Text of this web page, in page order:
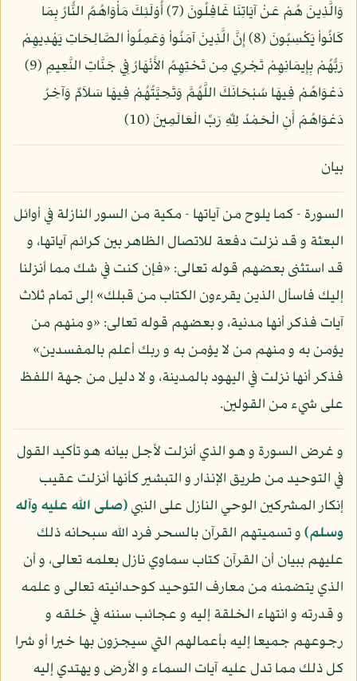
وَالَّذِينَ هُمْ عَنْ آيَاتِنَا غَافِلُونَ (7) أُوْلَئِكَ مَأْوَاهُمُ النُّارُ بِمَا
كَانُواْ يَكْسِبُونَ (8) إِنَّ الَّذِينَ آمَنُواْ وَعَمِلُواْ الصَّالِحَاتِ يَهْدِيهِمْ
رَبُّهُمْ بِإِيمَانِهِمْ تَجْرِي مِن تَحْتِهِمُ الأَنْهَارُ فِي جَنَّاتِ النَّعِيمِ (9)
دَعْوَاهُمْ فِيهَا سُبْحَانَكَ اللَّهُمَّ وَتَحِيَّتُهُمْ فِيهَا سَلاَمٌ وَآخِرُ
دَعْوَاهُمْ أَنِ الْحَمْدُ لِلّهِ رَبِّ الْعَالَمِينَ (10)
بيان
السورة - كما يلوح من آياتها - مكية من السور النازلة في أوائل
البعثة و قد نزلت دفعة للاتصال الظاهر بين كرائم آياتها، و
قد استثنى بعضهم قوله تعالى: «فإن كنت في شك مما أنزلنا
إليك فاسأل الذين يقرءون الكتاب من قبلك» إلى تمام ثلاث
آيات فذكر أنها مدنية، و بعضهم قوله تعالى: «و منهم من
يؤمن به و منهم من لا يؤمن به و ربك أعلم بالمفسدين»
فذكر أنها نزلت في اليهود بالمدينة، و لا دليل من جهة اللفظ
على شيء من القولين.
و غرض السورة و هو الذي أنزلت لأجل بيانه هو تأكيد القول
في التوحيد من طريق الإنذار و التبشير كأنها أنزلت عقيب
إنكار المشركين الوحي النازل على النبي(صلى الله عليه وآله
وسلم)و تسميتهم القرآن بالسحر فرد الله سبحانه ذلك
عليهم ببيان أن القرآن كتاب سماوي نازل بعلمه تعالى، و أن
الذي يتضمنه من معارف التوحيد كوحدانيته تعالى و علمه
و قدرته و انتهاء الخلقة إليه و عجائب سننه في خلقه و
رجوعهم جميعا إليه بأعمالهم التي سيجزون بها خيرا أو شرا
كل ذلك مما تدل عليه آيات السماء و الأرض و يهتدي إليه